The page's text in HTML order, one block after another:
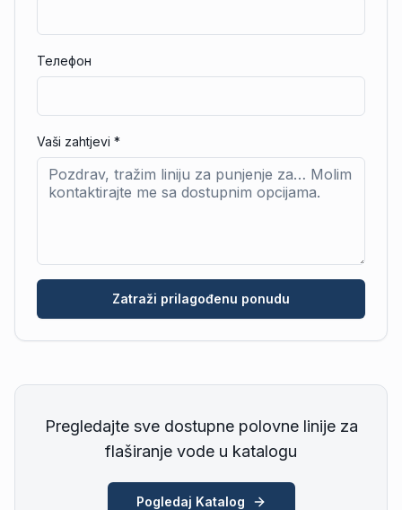
Телефон
Vaši zahtjevi *
Zatraži prilagođenu ponudu
Pregledajte sve dostupne polovne linije za
flaširanje vode u katalogu
Pogledaj Katalog